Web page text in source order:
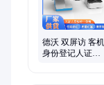
药品追溯码扫描
样秤
德沃 双屏访 客机
身份登记人证核